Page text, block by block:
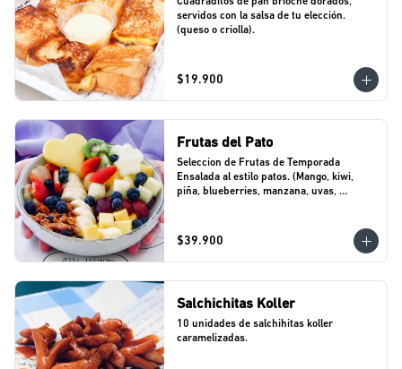
servidos con la salsa de tu elección.
(queso o criolla).
$19.900
Frutas del Pato
Seleccion de Frutas de Temporada
Ensalada al estilo patos. (Mango, kiwi,
piña, blueberries, manzana, uvas,
$39.900
Salchichitas Koller
10 unidades de salchihitas koller
caramelizadas.